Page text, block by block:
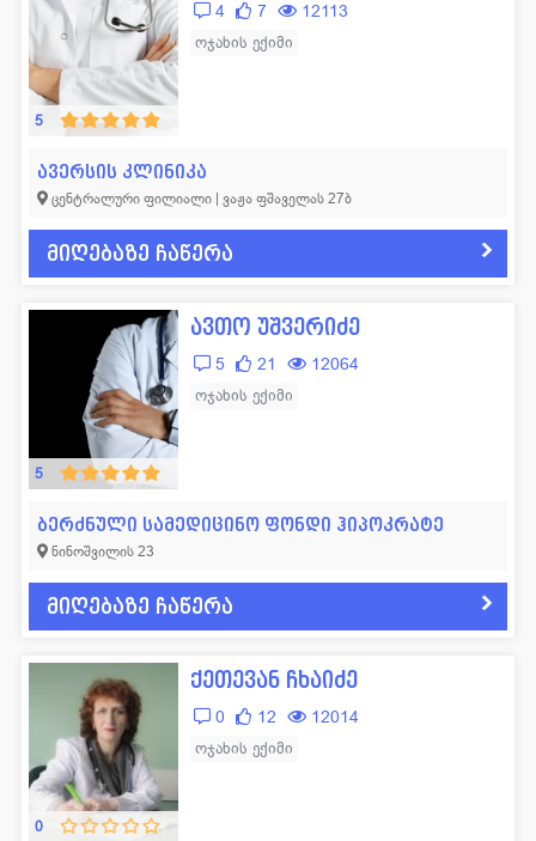
5
4 7 12113
ოჯახის ექიმი
ავერსის კლინიკა
ცენტრალური ფილიალი | ვაჟა ფშაველას 27ბ
მიღებაზე ჩაწერა
5
ავთო უშვერიძე
5 21 12064
ოჯახის ექიმი
ბერძნული სამედიცინო ფონდი ჰიპოკრატე
ნინოშვილის 23
მიღებაზე ჩაწერა
0
ქეთევან ჩხაიძე
0 12 12014
ოჯახის ექიმი